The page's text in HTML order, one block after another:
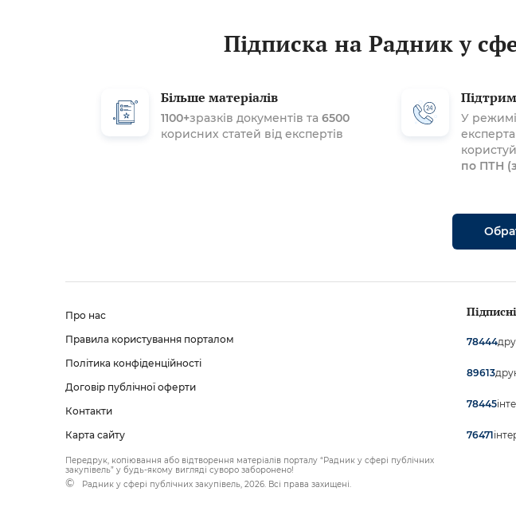
Підписка на Радник у
Більше матеріалів
1100+зразків документів та 6500
корисних статей від експертів
У
по ПТН
Про нас
Правила користування порталом
Політика конфіденційності
Договір публічної оферти
Контакти
Карта сайту
Передрук, копіювання або відтворення матеріалів порталу “Радник у сфері публічних
закупівель” у будь-якому вигляді суворо заборонено!
Радник у сфері публічних закупівель, 2026. Всі права захищені.
78444
89613
78445
76471